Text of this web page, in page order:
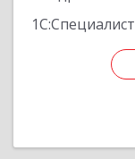
1С:Специалист